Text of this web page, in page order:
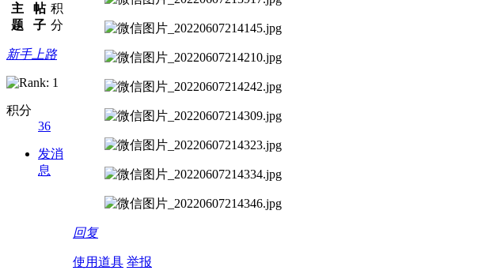
主
题
帖
子
积
分
新手上路
积分
36
发消
息
回复
使用道具 举报